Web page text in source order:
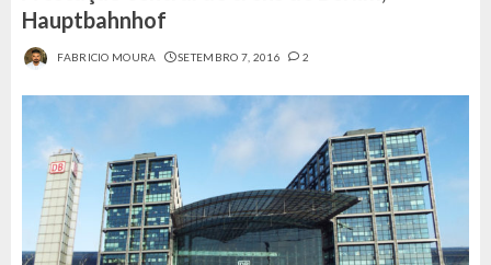
Hauptbahnhof
FABRICIO MOURA SETEMBRO 7, 2016 2